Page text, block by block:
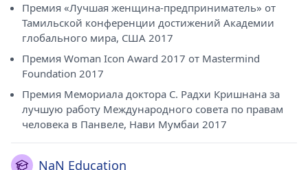
администрирования в Национальном институте
управления, а в 2002 году — степень магистра
делового администрирования в женском колледже
компанию Nirnay Consulting Services в Анне Нагар
(Ченнаи). Он является почетным членом Индийской
ассоциации прикладной психологии, национальным
юрисконсультом Всеиндийской ассоциации прессы и
СМИ, Психологической ассоциации Тамилнада,
юрисконсультом Ассоциации журналистов печатных и
электронных СМИ и главным секретарем штата
Тамилнад - International People Watch.
Премия «Лучшая женщина-предприниматель» от
Тамильской конференции достижений Академии
глобального мира, США 2017
Премия Woman Icon Award 2017 от Mastermind
Foundation 2017
Премия Мемориала доктора С. Радхи Кришнана за
лучшую работу Международного совета по правам
человека в Панвеле, Нави Мумбаи 2017
NaN Education